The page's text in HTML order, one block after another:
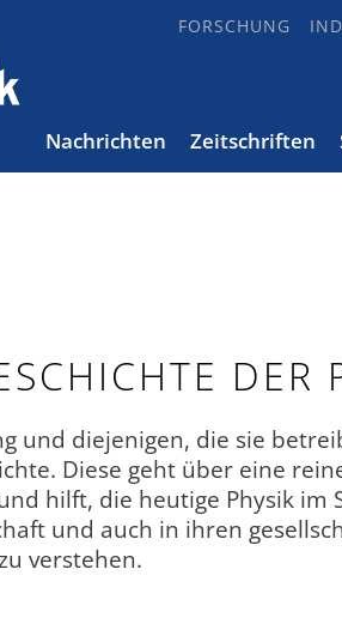
FORSCHUNG
Nachrichten Zeitschriften
DER
und diejenigen, die sie
Diese geht über eine
hilft, die heutige Physik im
und auch in ihren
verstehen.